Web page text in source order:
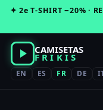
Passer
contenu
✦ 2e T-SHIRT −20% ·
CAMISETAS
FRIKIS
EN ES FR DE